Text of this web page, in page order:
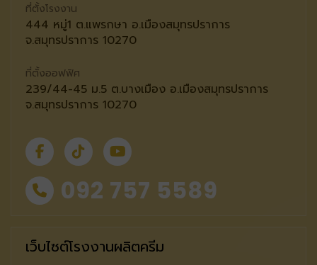
ที่ตั้งโรงงาน
444 หมู่1 ต.แพรกษา อ.เมืองสมุทรปราการ
จ.สมุทรปราการ 10270
ที่ตั้งออฟฟิศ
239/44-45 ม.5 ต.บางเมือง อ.เมืองสมุทรปราการ
จ.สมุทรปราการ 10270
092 757 5589
เว็บไซต์โรงงานผลิตครีม